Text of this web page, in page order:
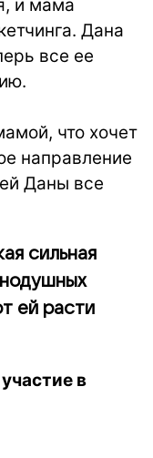
и мама
Дана
все ее
что хочет
направление
Даны все
сильная
ей расти
в